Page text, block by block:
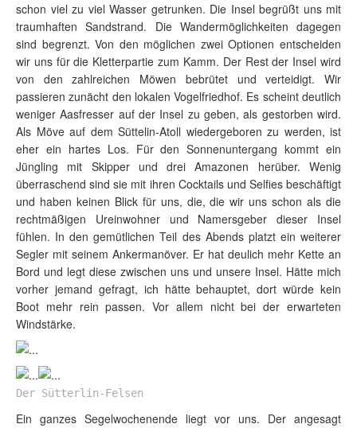
schon viel zu viel Wasser getrunken. Die Insel begrüßt uns mit
traumhaften Sandstrand. Die Wandermöglichkeiten dagegen
sind begrenzt. Von den möglichen zwei Optionen entscheiden
wir uns für die Kletterpartie zum Kamm. Der Rest der Insel wird
von den zahlreichen Möwen bebrütet und verteidigt. Wir
passieren zunächt den lokalen Vogelfriedhof. Es scheint deutlich
weniger Aasfresser auf der Insel zu geben, als gestorben wird.
Als Möve auf dem Süttelin-Atoll wiedergeboren zu werden, ist
eher ein hartes Los. Für den Sonnenuntergang kommt ein
Jüngling mit Skipper und drei Amazonen herüber. Wenig
überraschend sind sie mit ihren Cocktails und Selfies beschäftigt
und haben keinen Blick für uns, die, die wir uns schon als die
rechtmäßigen Ureinwohner und Namersgeber dieser Insel
fühlen. In den gemütlichen Teil des Abends platzt ein weiterer
Segler mit seinem Ankermanöver. Er hat deulich mehr Kette an
Bord und legt diese zwischen uns und unsere Insel. Hätte mich
vorher jemand gefragt, ich hätte behauptet, dort würde kein
Boot mehr rein passen. Vor allem nicht bei der erwarteten
Windstärke.
Der Sütterlin-Felsen
Ein ganzes Segelwochenende liegt vor uns. Der angesagt